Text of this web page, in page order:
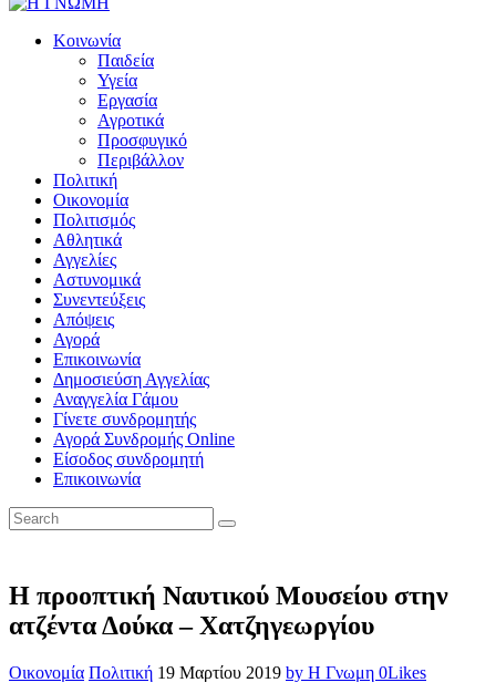
Κοινωνία
Παιδεία
Υγεία
Εργασία
Αγροτικά
Προσφυγικό
Περιβάλλον
Πολιτική
Οικονομία
Πολιτισμός
Αθλητικά
Αγγελίες
Αστυνομικά
Συνεντεύξεις
Απόψεις
Αγορά
Επικοινωνία
Δημοσιεύση Αγγελίας
Αναγγελία Γάμου
Γίνετε συνδρομητής
Αγορά Συνδρομής Online
Είσοδος συνδρομητή
Επικοινωνία
Η προοπτική Ναυτικού Μουσείου στην
ατζέντα Δούκα – Χατζηγεωργίου
Οικονομία Πολιτική 19 Μαρτίου 2019 by Η Γνωμη 0Likes